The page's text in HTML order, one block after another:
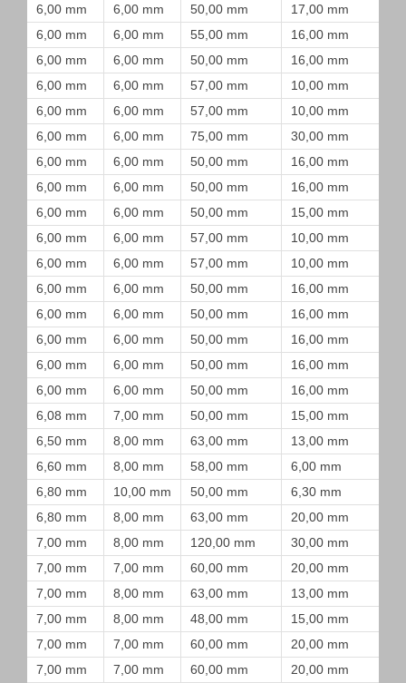
6,00 mm
6,00 mm 50,00 mm
17,00 mm
6,00 mm
6,00 mm 55,00 mm
16,00 mm
6,00 mm
6,00 mm 50,00 mm
16,00 mm
6,00 mm
6,00 mm 57,00 mm
10,00 mm
6,00 mm
6,00 mm 57,00 mm
10,00 mm
6,00 mm
6,00 mm 75,00 mm
30,00 mm
6,00 mm
6,00 mm 50,00 mm
16,00 mm
6,00 mm
6,00 mm 50,00 mm
16,00 mm
6,00 mm
6,00 mm 50,00 mm
15,00 mm
6,00 mm
6,00 mm 57,00 mm
10,00 mm
6,00 mm
6,00 mm 57,00 mm
10,00 mm
6,00 mm
6,00 mm 50,00 mm
16,00 mm
6,00 mm
6,00 mm 50,00 mm
16,00 mm
6,00 mm
6,00 mm 50,00 mm
16,00 mm
6,00 mm
6,00 mm 50,00 mm
16,00 mm
6,00 mm
6,00 mm 50,00 mm
16,00 mm
6,08 mm
7,00 mm 50,00 mm
15,00 mm
6,50 mm
8,00 mm 63,00 mm
13,00 mm
6,60 mm
8,00 mm 58,00 mm
6,00 mm
6,80 mm
10,00 mm 50,00 mm
6,30 mm
6,80 mm
8,00 mm 63,00 mm
20,00 mm
7,00 mm
8,00 mm 120,00 mm
30,00 mm
7,00 mm
7,00 mm 60,00 mm
20,00 mm
7,00 mm
8,00 mm 63,00 mm
13,00 mm
7,00 mm
8,00 mm 48,00 mm
15,00 mm
7,00 mm
7,00 mm 60,00 mm
20,00 mm
7,00 mm
7,00 mm 60,00 mm 20,00 mm